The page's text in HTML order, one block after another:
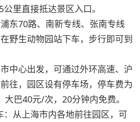
里直接抵达景区入口。
东70路、南新专线、张南专线
野生动物园站下车，步行即可到
中心出发，可通过外环高速、沪
往，园区设有停车场，停车费为
巴40元/次，20分钟内免费。
：从上海市内各地前往园区，可